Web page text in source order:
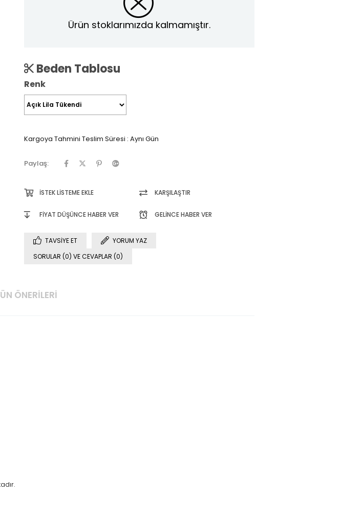
Ürün stoklarımızda kalmamıştır.
Beden Tablosu
Renk
Kargoya Tahmini Teslim Süresi : Aynı Gün
Paylaş:
İSTEK LISTEME EKLE KARŞILAŞTIR
FIYAT DÜŞÜNCE HABER VER GELINCE HABER VER
TAVSIYE ET
YORUM YAZ
SORULAR (0) VE CEVAPLAR (0)
ÖNERILERI